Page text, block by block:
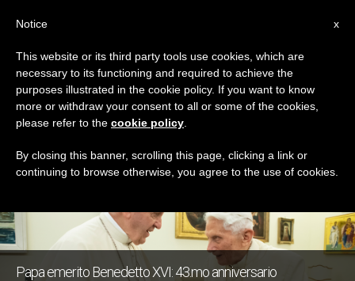
MESE
Maggio, 2020
ULTIME NOTIZIE
Papa emerito Benedetto XVI: 43.mo anniversario
x
Notice
This website or its third party tools use cookies, which are
necessary to its functioning and required to achieve the
purposes illustrated in the cookie policy. If you want to know
more or withdraw your consent to all or some of the cookies,
please refer to the cookie policy
By closing this banner, scrolling this page, clicking a link or
continuing to browse otherwise, you agree to the use of cookies.